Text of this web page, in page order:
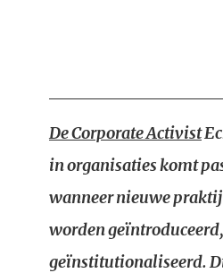
De Corporate Activist
in organisaties komt
wanneer nieuwe
worden
geïnstitutionaliseerd.